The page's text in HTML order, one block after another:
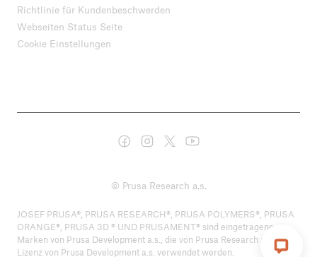
Richtlinie für Kundenbeschwerden
Webseiten Status Seite
Cookie Einstellungen
© Prusa Research a.s.
JOSEF PRUSA®, PRUSA RESEARCH®, PRUSA POLYMERS®, PRUSA
ORANGE®, PRUSA 3D ® UND PRUSAMENT® sind eingetragene
Marken von Prusa Development a.s., die von Prusa Research a.s. unter
Lizenz von Prusa Development a.s. verwendet werden.